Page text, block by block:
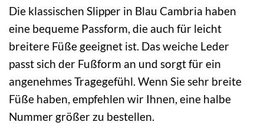
Die klassischen Slipper in Blau Cambria haben
eine bequeme Passform, die auch für leicht
breitere Füße geeignet ist. Das weiche Leder
passt sich der Fußform an und sorgt für ein
angenehmes Tragegefühl. Wenn Sie sehr breite
Füße haben, empfehlen wir Ihnen, eine halbe
Nummer größer zu bestellen.